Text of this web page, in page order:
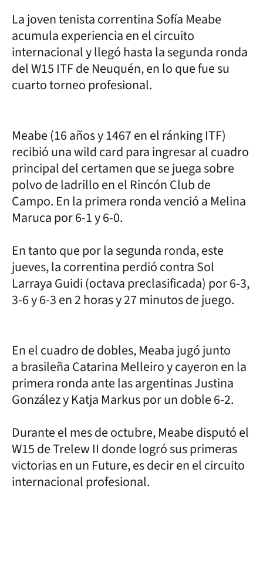
La joven tenista correntina Sofía Meabe
acumula experiencia en el circuito
internacional y llegó hasta la segunda ronda
del W15 ITF de Neuquén, en lo que fue su
cuarto torneo profesional.
Meabe (16 años y 1467 en el ránking ITF)
recibió una wild card para ingresar al cuadro
principal del certamen que se juega sobre
polvo de ladrillo en el Rincón Club de
Campo. En la primera ronda venció a Melina
Maruca por 6-1 y 6-0.
En tanto que por la segunda ronda, este
jueves, la correntina perdió contra Sol
Larraya Guidi (octava preclasificada) por 6-3,
3-6 y 6-3 en 2 horas y 27 minutos de juego.
En el cuadro de dobles, Meaba jugó junto
a brasileña Catarina Melleiro y cayeron en la
primera ronda ante las argentinas Justina
González y Katja Markus por un doble 6-2.
Durante el mes de octubre, Meabe disputó el
W15 de Trelew II donde logró sus primeras
victorias en un Future, es decir en el circuito
internacional profesional.